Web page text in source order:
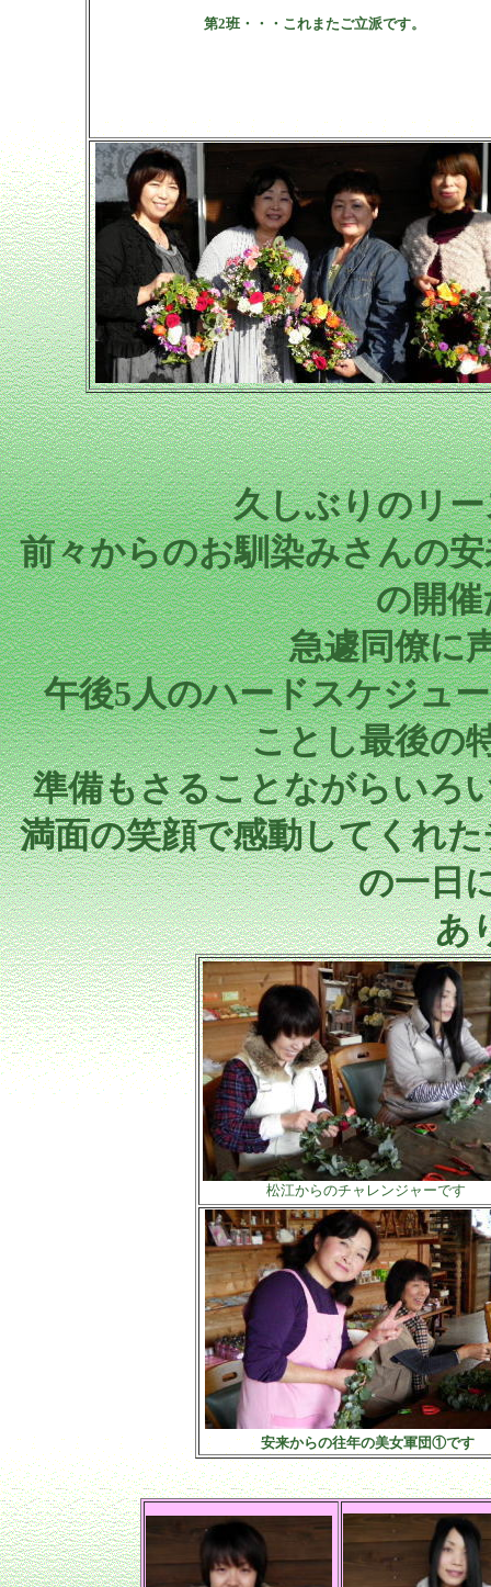
第2班・・・これまたご立派です。
久しぶりのリ
前々からのお馴染みさんの
の開
急遽同僚に
午後5人のハードスケジュ
ことし最後の
準備もさることながらいろ
満面の笑顔で感動してくれ
の一日
あ
松江からのチャレンジャーです
安来からの往年の美女軍団①です